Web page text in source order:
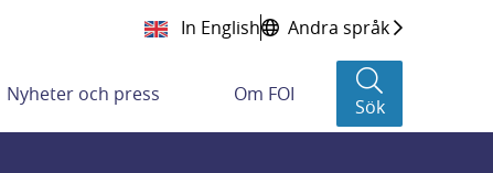
In English Andra språk
Nyheter och press Om FOI
Sök